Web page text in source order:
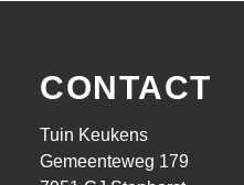
CONTACT
Tuin Keukens
Gemeenteweg 179